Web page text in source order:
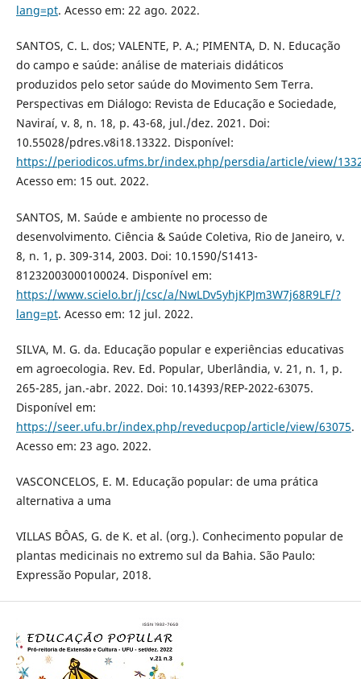
lang=pt. Acesso em: 22 ago. 2022.
SANTOS, C. L. dos; VALENTE, P. A.; PIMENTA, D. N. Educação
do campo e saúde: análise de materiais didáticos
produzidos pelo setor saúde do Movimento Sem Terra.
Perspectivas em Diálogo: Revista de Educação e Sociedade,
Naviraí, v. 8, n. 18, p. 43-68, jul./dez. 2021. Doi:
10.55028/pdres.v8i18.13322. Disponível:
https://periodicos.ufms.br/index.php/persdia/article/view/
Acesso em: 15 out. 2022.
SANTOS, M. Saúde e ambiente no processo de
desenvolvimento. Ciência & Saúde Coletiva, Rio de Janeiro, v.
8, n. 1, p. 309-314, 2003. Doi: 10.1590/S1413-
81232003000100024. Disponível em:
https://www.scielo.br/j/csc/a/NwLDv5yhjKPJm3W7j68R9LF/?
lang=pt. Acesso em: 12 jul. 2022.
SILVA, M. G. da. Educação popular e experiências educativas
em agroecologia. Rev. Ed. Popular, Uberlândia, v. 21, n. 1, p.
265-285, jan.-abr. 2022. Doi: 10.14393/REP-2022-63075.
Disponível em:
https://seer.ufu.br/index.php/reveducpop/article/view/63075.
Acesso em: 23 ago. 2022.
VASCONCELOS, E. M. Educação popular: de uma prática
alternativa a uma
VILLAS BÔAS, G. de K. et al. (org.). Conhecimento popular de
plantas medicinais no extremo sul da Bahia. São Paulo:
Expressão Popular, 2018.